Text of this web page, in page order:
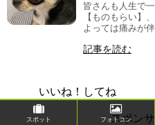
いいね！してね
皆さんも人生で
【ものもらい】
よっては痛みが
記事を読む
スポン
スポット フォトコン